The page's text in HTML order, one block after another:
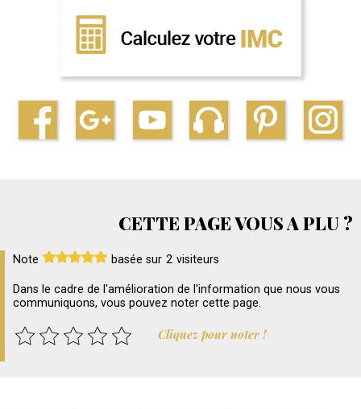
CETTE PAGE VOUS A PLU ?
Note basée sur 2 visiteurs
Dans le cadre de l'amélioration de l'information que nous vous
communiquons, vous pouvez noter cette page.
Cliquez pour noter !